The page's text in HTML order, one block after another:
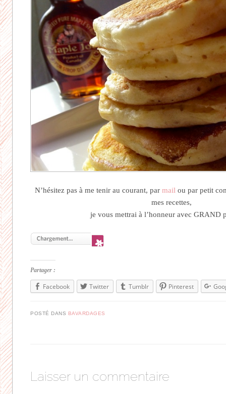
N’hésitez pas à me tenir au courant, parmail ou par petit
mes recettes,
je vous mettrai à l’honneur avec GRAND
Partager :
Facebook Twitter Tumblr Pinterest
POSTÉ DANS BAVARDAGES
Laisser un commentaire